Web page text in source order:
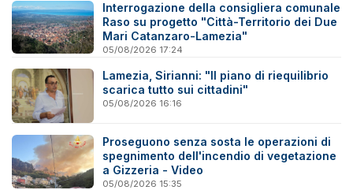
Interrogazione della consigliera comunale
Raso su progetto "Città-Territorio dei Due
Mari Catanzaro-Lamezia"
05/08/2026 17:24
Lamezia, Sirianni: "Il piano di riequilibrio
scarica tutto sui cittadini"
05/08/2026 16:16
Proseguono senza sosta le operazioni di
spegnimento dell'incendio di vegetazione
a Gizzeria - Video
05/08/2026 15:35